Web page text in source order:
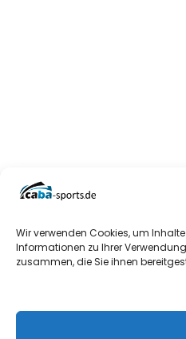
Wir verwenden Cookies, um
Informationen zu Ihrer
zusammen, die Sie ihnen